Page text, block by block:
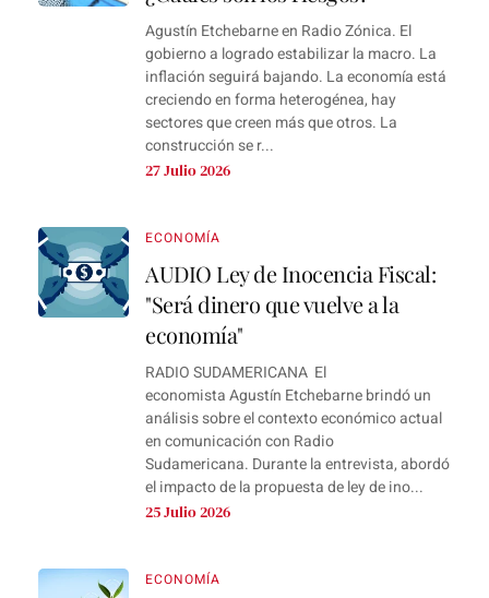
Agustín Etchebarne en Radio Zónica. El
gobierno a logrado estabilizar la macro. La
inflación seguirá bajando. La economía está
creciendo en forma heterogénea, hay
sectores que creen más que otros. La
construcción se r...
27 Julio 2026
ECONOMÍA
AUDIO Ley de Inocencia Fiscal:
"Será dinero que vuelve a la
economía"
RADIO SUDAMERICANA El
economista Agustín Etchebarne brindó un
análisis sobre el contexto económico actual
en comunicación con Radio
Sudamericana. Durante la entrevista, abordó
el impacto de la propuesta de ley de ino...
25 Julio 2026
ECONOMÍA